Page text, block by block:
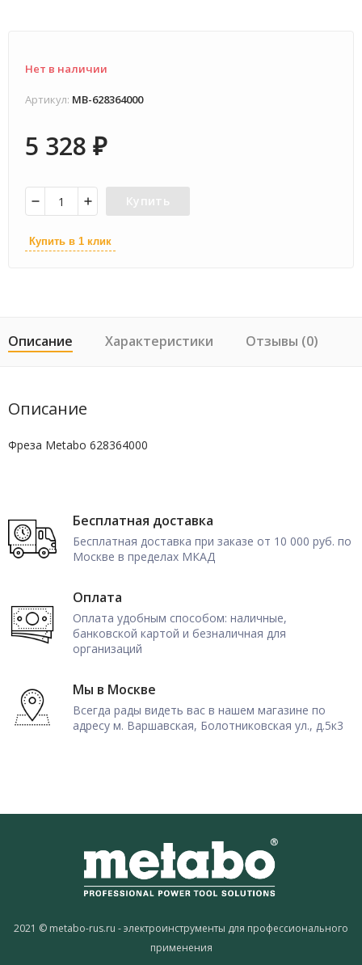
Нет в наличии
Артикул: MB-628364000
5 328 ₽
Купить
Купить в 1 клик
Описание Характеристики Отзывы (0)
Описание
Фреза Metabo 628364000
Бесплатная доставка
Бесплатная доставка при заказе от 10 000 руб. по
Москве в пределах МКАД
Оплата
Оплата удобным способом: наличные,
банковской картой и безналичная для
организаций
Мы в Москве
Всегда рады видеть вас в нашем магазине по
адресу м. Варшавская, Болотниковская ул., д.5к3
2021 © metabo-rus.ru - электроинструменты для профессионального
применения